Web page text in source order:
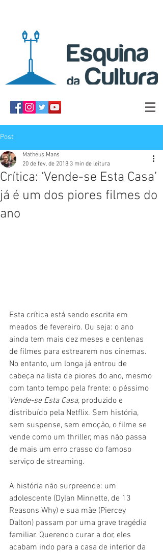
Post
Crítica: ‘Vende-se Esta Casa’
já é um dos piores filmes do
ano
Matheus Mans
20 de fev. de 2018 3 min de leitura
Esta crítica está sendo escrita em
meados de fevereiro. Ou seja: o ano
ainda tem mais dez meses e centenas
de filmes para estrearem nos cinemas.
No entanto, um longa já entrou de
cabeça na lista de piores do ano, mesmo
com tanto tempo pela frente: o péssimo
Vende-se Esta Casa, produzido e
distribuído pela Netflix. Sem história,
sem suspense, sem emoção, o filme se
vende como um thriller, mas não passa
de mais um erro crasso do famoso
serviço de streaming.
A história não surpreende: um
adolescente (Dylan Minnette, de 13
Reasons Why) e sua mãe (Piercey
Dalton) passam por uma grave tragédia
familiar. Querendo curar a dor, eles
acabam indo para a casa de interior da